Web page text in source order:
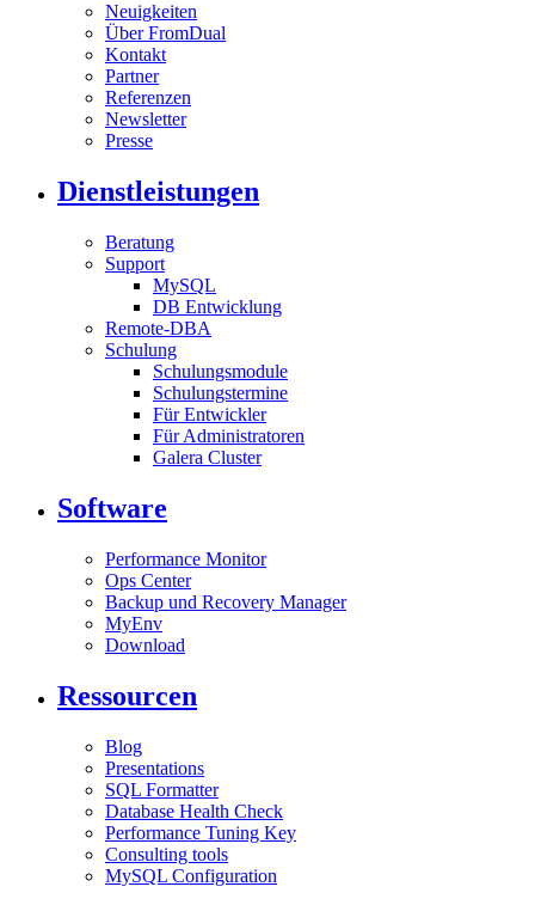
Neuigkeiten
Über FromDual
Kontakt
Partner
Referenzen
Newsletter
Presse
Dienstleistungen
Beratung
Support
MySQL
DB Entwicklung
Remote-DBA
Schulung
Schulungsmodule
Schulungstermine
Für Entwickler
Für Administratoren
Galera Cluster
Software
Performance Monitor
Ops Center
Backup und Recovery Manager
MyEnv
Download
Ressourcen
Blog
Presentations
SQL Formatter
Database Health Check
Performance Tuning Key
Consulting tools
MySQL Configuration